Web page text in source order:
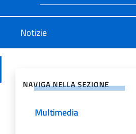
Ricerca
Notizie
NAVIGA NELLA SEZIONE
Multimedia